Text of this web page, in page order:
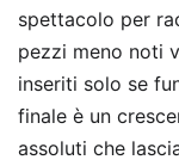
spettacolo per
pezzi meno noti
inseriti solo se
finale è un
assoluti che